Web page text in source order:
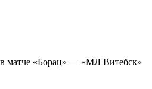
матче «Борац» — «МЛ Витебск»